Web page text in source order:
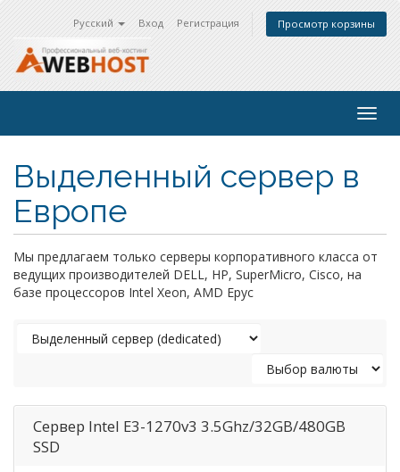
Русский Вход Регистрация Просмотр корзины
Выделенный сервер в
Европе
Мы предлагаем только серверы корпоративного класса от
ведущих производителей DELL, HP, SuperMicro, Cisco, на
базе процессоров Intel Xeon, AMD Epyc
Сервер Intel E3-1270v3 3.5Ghz/32GB/480GB
SSD